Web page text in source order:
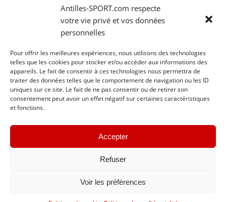
Antilles-SPORT.com respecte
votre vie privé et vos données
personnelles
Pour offrir les meilleures expériences, nous utilisons des technologies
telles que les cookies pour stocker et/ou accéder aux informations des
appareils. Le fait de consentir à ces technologies nous permettra de
traiter des données telles que le comportement de navigation ou les ID
uniques sur ce site. Le fait de ne pas consentir ou de retirer son
consentement peut avoir un effet négatif sur certaines caractéristiques
et fonctions.
Accepter
Refuser
Voir les préférences
Finale N3F ; 3e tournoi ultramarin / HB St Julien DG (Vainqueur Coupe
de France régionale féminine) : 9h30
Finale N3M ; vice-champion ultramarin / Saint-Cyr HB : 11h30
Finale N2F ; vice-champion ultramarin / HBC Serris VE : 13h30
Finale N1F ; champion ultramarin / Metz HB : 17h30
C
l
u
C
l
u
a
C
l
p
o
u
p
t
a
C
l
u
a
C
l
u